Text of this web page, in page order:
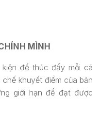
MÌNH
để thúc đẩy mỗi cá
khuyết điểm của bản
giới hạn để đạt được